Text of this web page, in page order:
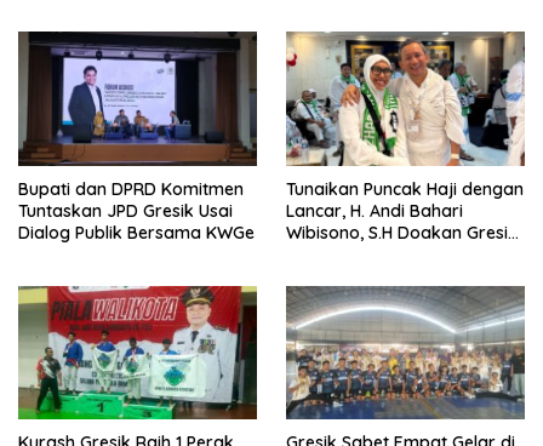
Bupati dan DPRD Komitmen
Tuntaskan JPD Gresik Usai
Dialog Publik Bersama KWGe
Tunaikan Puncak Haji dengan
Lancar, H. Andi Bahari
Wibisono, S.H Doakan Gresik